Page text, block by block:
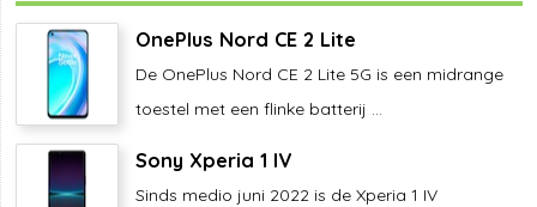
OnePlus Nord CE 2 Lite
De OnePlus Nord CE 2 Lite 5G is een midrange
toestel met een flinke batterij ...
Sony Xperia 1 IV
Sinds medio juni 2022 is de Xperia 1 IV